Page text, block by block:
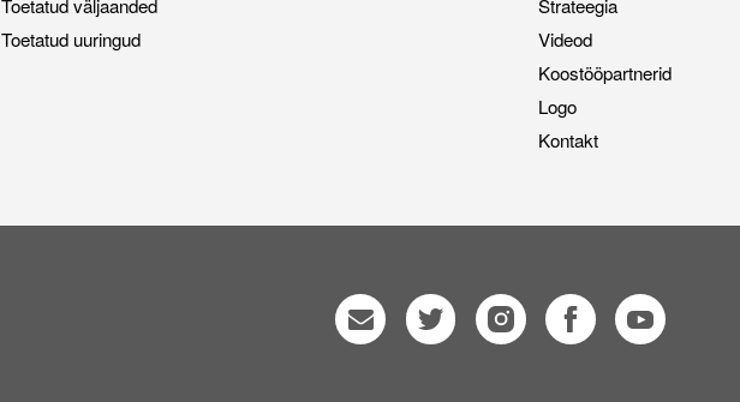
Toetatud väljaanded
Toetatud uuringud
Strateegia
Videod
Koostööpartnerid
Logo
Kontakt